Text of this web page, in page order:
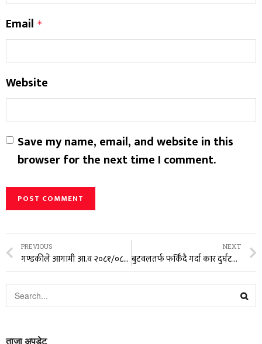
Email *
Website
Save my name, email, and website in this
browser for the next time I comment.
PREVIOUS
गण्डकीले आगामी आ.व २०८१/०८२ को नीति तथा कार्यक्रम ल्यायाे
NEXT
बुटवलतर्फ फर्किँदै गर्दा कार दुर्घटनामा ! ३ जनाकाे मृ*त्यु
ताजा अपडेट